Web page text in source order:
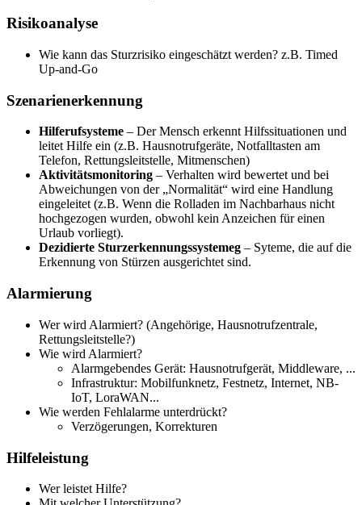
Risikoanalyse
Wie kann das Sturzrisiko eingeschätzt werden? z.B. Timed
Up-and-Go
Szenarienerkennung
Hilferufsysteme – Der Mensch erkennt Hilfssituationen und
leitet Hilfe ein (z.B. Hausnotrufgeräte, Notfalltasten am
Telefon, Rettungsleitstelle, Mitmenschen)
Aktivitätsmonitoring – Verhalten wird bewertet und bei
Abweichungen von der „Normalität“ wird eine Handlung
eingeleitet (z.B. Wenn die Rolladen im Nachbarhaus nicht
hochgezogen wurden, obwohl kein Anzeichen für einen
Urlaub vorliegt).
Dezidierte Sturzerkennungssystemeg – Syteme, die auf die
Erkennung von Stürzen ausgerichtet sind.
Alarmierung
Wer wird Alarmiert? (Angehörige, Hausnotrufzentrale,
Rettungsleitstelle?)
Wie wird Alarmiert?
Alarmgebendes Gerät: Hausnotrufgerät, Middleware, ...
Infrastruktur: Mobilfunknetz, Festnetz, Internet, NB-
IoT, LoraWAN...
Wie werden Fehlalarme unterdrückt?
Verzögerungen, Korrekturen
Hilfeleistung
Wer leistet Hilfe?